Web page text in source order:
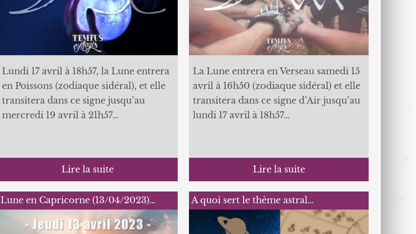
Lundi 17 avril à 18h57, la Lune entrera
en Poissons (zodiaque sidéral), et elle
transitera dans ce signe jusqu’au
mercredi 19 avril à 21h57…
Lire la suite
La Lune entrera en Verseau samedi 15
avril à 16h50 (zodiaque sidéral) et elle
transitera dans ce signe d’Air jusqu’au
lundi 17 avril à 18h57…
Lire la suite
Lune en Capricorne (13/04/2023)… A quoi sert le thème astral…